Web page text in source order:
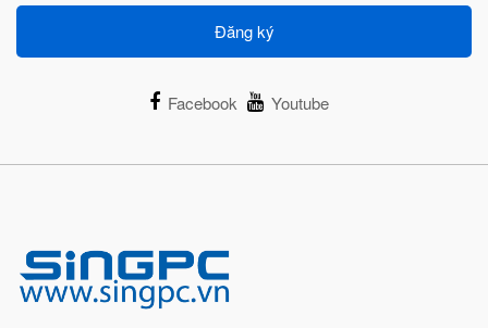
Đăng ký
Facebook Youtube